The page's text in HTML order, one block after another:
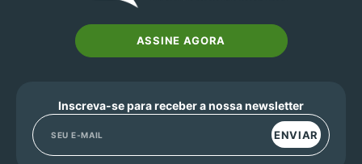
ASSINE AGORA
Inscreva-se para receber a nossa newsletter
ENVIAR